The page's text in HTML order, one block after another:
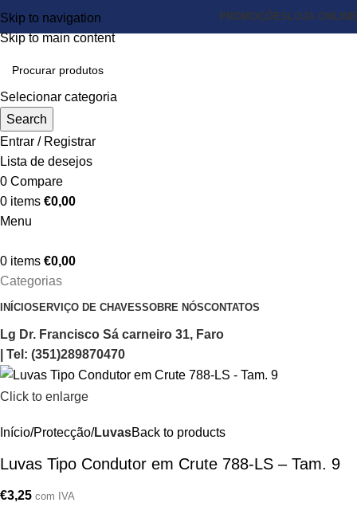
Skip to navigation
Skip to main content
PROMOÇÕES LOJA ONLINE
Selecionar categoria
Search
Entrar / Registrar
Lista de desejos
0 Compare
0 items €0,00
Menu
0 items €0,00
Categorias
INÍCIOSERVIÇO DE CHAVESSOBRE NÓSCONTATOS
Lg Dr. Francisco Sá carneiro 31, Faro
| Tel: (351)289870470
Click to enlarge
Início Protecção LuvasBack to products
Luvas Tipo Condutor em Crute 788-LS – Tam. 9
€3,25 com IVA